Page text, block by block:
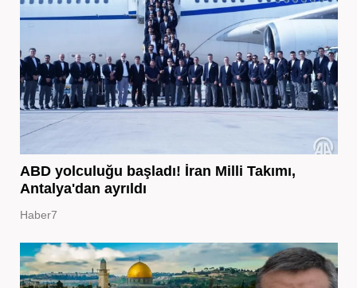
ABD yolculuğu başladı! İran Milli Takımı,
Antalya'dan ayrıldı
Haber7